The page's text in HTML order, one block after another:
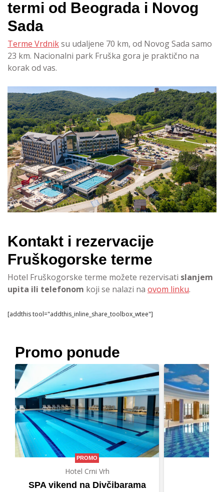
termi od Beograda i Novog
Sada
Terme Vrdniksu udaljene 70 km, od Novog Sada samo
23 km. Nacionalni park Fruška gora je praktično na
korak od vas.
Kontakt i rezervacije
Fruškogorske terme
Hotel Fruškogorske terme možete rezervisati slanjem
upita ili telefonom koji se nalazi na ovom linku.
[addthis tool="addthis_inline_share_toolbox_wtee"]
Promo ponude
PROMO
Hotel Crni Vrh
SPA vikend na Divčibarama